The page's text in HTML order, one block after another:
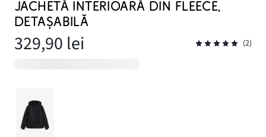
JACHETĂ INTERIOARĂ DIN FLEECE,
DETAȘABILĂ
329,90 lei (2)